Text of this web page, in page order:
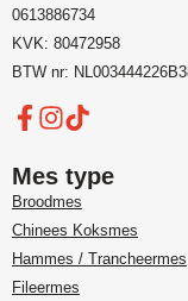
0613886734
KVK: 80472958
BTW nr:
Mes type
Broodmes
Chinees Koksmes
Hammes / Trancheermes
Fileermes